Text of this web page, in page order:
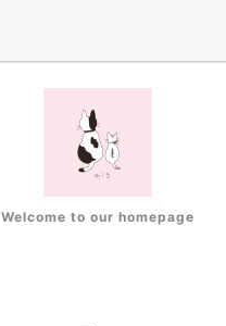
Welcome to our homepage